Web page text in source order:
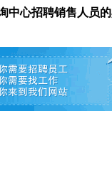
中心招聘销售人员